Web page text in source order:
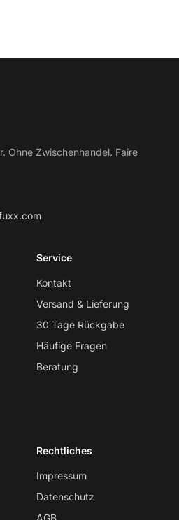
Ohne Zwischenhandel. Faire
Service
Kontakt
Versand & Lieferung
30 Tage Rückgabe
Häufige Fragen
Beratung
Rechtliches
Impressum
Datenschutz
AGB